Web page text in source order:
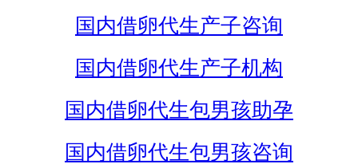
国内借卵代生产子咨询
国内借卵代生产子机构
国内借卵代生包男孩助孕
国内借卵代生包男孩咨询